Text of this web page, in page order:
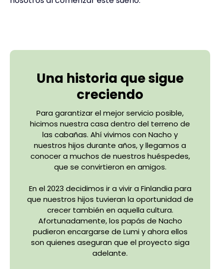
Una historia que sigue
creciendo
Para garantizar el mejor servicio posible,
hicimos nuestra casa dentro del terreno de
las cabañas. Ahí vivimos con Nacho y
nuestros hijos durante años, y llegamos a
conocer a muchos de nuestros huéspedes,
que se convirtieron en amigos.
En el 2023 decidimos ir a vivir a Finlandia para
que nuestros hijos tuvieran la oportunidad de
crecer también en aquella cultura.
Afortunadamente, los papás de Nacho
pudieron encargarse de Lumi y ahora ellos
son quienes aseguran que el proyecto siga
adelante.